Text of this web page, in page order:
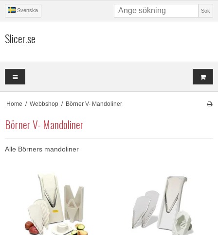
Svenska Sök
Slicer.se
Home / Webbshop / Börner V- Mandoliner
Börner V- Mandoliner
Alle Börners mandoliner